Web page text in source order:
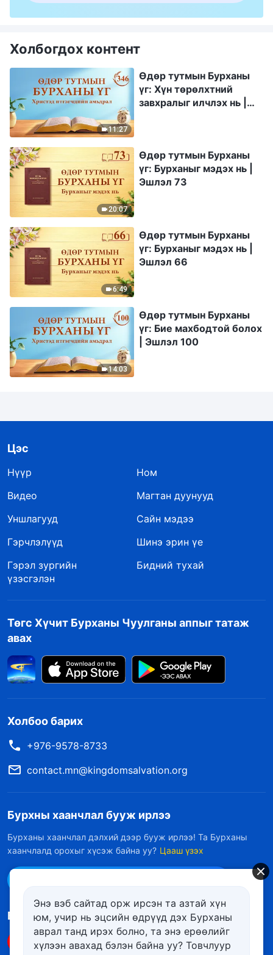
Холбогдох контент
11:27
Өдөр тутмын Бурханы
үг: Хүн төрөлхтний
завхралыг илчлэх нь |
20:07
Өдөр тутмын Бурханы
үг: Бурханыг мэдэх нь |
Эшлэл 73
6:49
Өдөр тутмын Бурханы
үг: Бурханыг мэдэх нь |
Эшлэл 66
14:03
Өдөр тутмын Бурханы
үг: Бие махбодтой болох
| Эшлэл 100
Цэс
Нүүр
Ном
Видео
Магтан дуунууд
Уншлагууд
Сайн мэдээ
Гэрчлэлүүд
Шинэ эрин үе
Гэрэл зургийн
үзэсгэлэн
Бидний тухай
Төгс Хүчит Бурханы Чуулганы аппыг татаж
авах
Холбоо барих
+976-9578-8733
contact.mn@kingdomsalvation.org
Бурхны хаанчлал бууж ирлээ
Бурханы хаанчлал дэлхий дээр бууж ирлээ! Та Бурханы
хаанчлалд орохыг хүсэж байна уу? Цааш үзэх
Биднийг дагах
Энэ вэб сайтад орж ирсэн та азтай хүн
юм, учир нь эцсийн өдрүүд дэх Бурханы
аврал танд ирэх болно, та энэ ерѳѳлийг
хүлээн авахад бэлэн байна уу? Товчлуур